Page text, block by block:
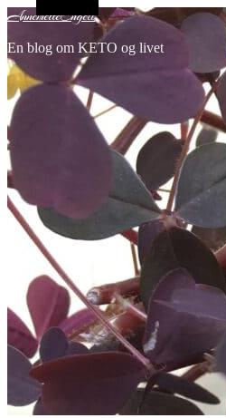
AnnemetteEngell
En blog om KETO og livet